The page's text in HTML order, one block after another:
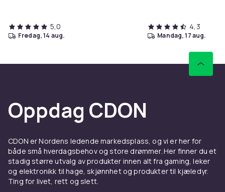
5,0
fredag, 14 aug.
4,3
mandag, 17 aug.
Oppdag CDON
CDON er Nordens ledende markedsplass, og vi er her for
både små hverdagsbehov og store drømmer. Her finner du et
stadig større utvalg av produkter innen alt fra gaming, leker
og elektronikk til hage, skjønnhet og produkter til kjæledyr.
Ting for livet, rett og slett.